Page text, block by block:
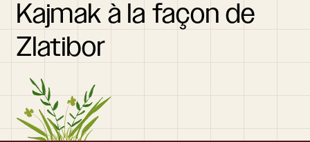
Kajmak à la façon de
Zlatibor